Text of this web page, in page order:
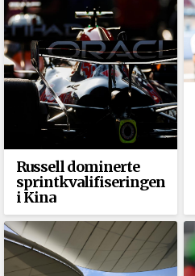
Russell dominerte
sprintkvalifiseringen
i Kina